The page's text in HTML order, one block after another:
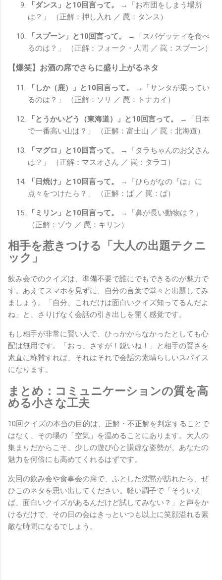
「ダンス」と10回言って。
→「お布団をしまう場所
は？」 （正解：押し入れ ／ 罠：タンス）
「スプーン」と10回言って。
→「スパゲッティを食べ
るのは？」 （正解：フォーク・人間 ／ 罠：スプーン）
【爆笑】お酒の席でさらに盛り上がるネタ
「しか（鹿）」と10回言って。
→「サンタが乗ってい
るのは？」 （正解：ソリ ／ 罠：トナカイ）
「とうかいどう（東海道）」と10回言って。
→「日本
で一番高い山は？」 （正解：富士山 ／ 罠：北海道）
「マグロ」と10回言って。
→「タラちゃんのお父さん
は？」 （正解：マスオさん ／ 罠：タラコ）
「日焼け」と10回言って。
→「ひらがなの『は』に
点々をつけたら？」 （正解：ば ／ 罠：ぱ）
「ミリン」と10回言って。
→「鼻が長い動物は？」
（正解：ゾウ ／ 罠：キリン）
相手を惹きつける「大人の出題テクニ
ック」
飲み会でのクイズは、準備不要で誰にでもできるのが魅力で
す。あえてスマホを見ずに、自分の言葉で堂々と出題してみ
ましょう。「自分、これだけは面白いクイズ知ってるんだよ
ね」と、さりげなく会話の引き出しを開く感覚です。
もし相手が非常に賢い人で、ひっかからなかったとしても心
配は無用です。「おっ、さすが！鋭いね！」と相手の賢さを
素直に称賛すれば、それはそれで会話の素晴らしいスパイス
になります。
まとめ：コミュニケーションの質を高
める小さな工夫
10回クイズの本当の目的は、正解・不正解を判定することで
はなく、その場の「空気」を温めることにあります。大人の
集まりだからこそ、少しの遊び心と謙虚な姿勢が、あなたの
魅力を何倍にも高めてくれるはずです。
次回の飲み会や食事会の席で、ふとした沈黙が訪れたら、ぜ
ひこのネタを思い出してください。軽い調子で「そういえ
ば、面白いクイズがあるんだけど試してみない？」と声をか
けるだけで、その日の会はきっといつも以上に笑顔溢れる素
敵な時間になるでしょう。